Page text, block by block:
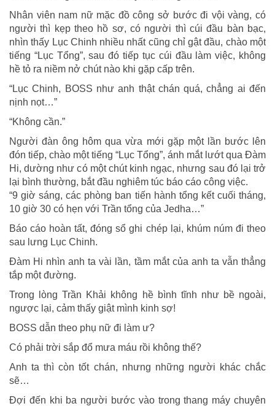
Nhân viên nam nữ mặc đồ công sở bước đi vội vàng, có
người thì kẹp theo hồ sơ, có người thì cúi đầu bàn bạc,
nhìn thấy Lục Chinh nhiều nhất cũng chỉ gật đầu, chào một
tiếng “Lục Tổng”, sau đó tiếp tục cúi đầu làm việc, không
hề tỏ ra niềm nở chút nào khi gặp cấp trên.
“Lục Chinh, BOSS như anh thật chán quá, chẳng ai đến
nịnh nọt…”
“Không cần.”
Người đàn ông hôm qua vừa mới gặp một lần bước lên
đón tiếp, chào một tiếng “Lục Tổng”, ánh mắt lướt qua Đàm
Hi, dường như có một chút kinh ngạc, nhưng sau đó lại trở
lại bình thường, bắt đầu nghiêm túc báo cáo công việc.
“9 giờ sáng, các phòng ban tiến hành tổng kết cuối tháng,
10 giờ 30 có hẹn với Trần tổng của Jedha…”
Báo cáo hoàn tất, đóng sổ ghi chép lại, khúm núm đi theo
sau lưng Lục Chinh.
Đàm Hi nhìn anh ta vài lần, tầm mắt của anh ta vẫn thẳng
tắp một đường.
Trong lòng Trần Khải không hề bình tĩnh như bề ngoài,
ngược lại, cảm thấy giật mình kinh sợ!
BOSS dẫn theo phụ nữ đi làm ư?
Có phải trời sắp đổ mưa máu rồi không thế?
Anh ta thì còn tốt chán, nhưng những người khác chắc
sẽ…
Đợi đến khi ba người bước vào trong thang máy chuyên